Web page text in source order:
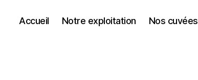
Accueil Notre exploitation Nos cuvées